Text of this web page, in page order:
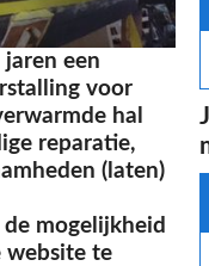
een
voor
hal
reparatie,
(laten)
mogelijkheid
website te